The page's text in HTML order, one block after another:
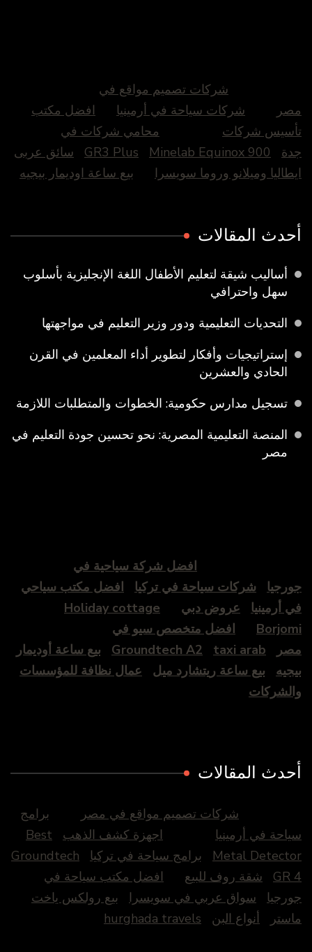
شركات تصميم مواقع في
مصر
شركات سياحة في أرمينيا
افضل مكتب
تأسيس شركات
محامي شركات في
جدة
GR3 Plus Minelab Equinox 900
سائق عربى
ايطاليا وميلانو وروما سويسرا
بيع ساعة اوديمار بيجيه
أحدث المقالات
أساليب شيقة لتعليم الأطفال اللغة الإنجليزية بأسلوب
سهل واحترافي
التحديات التعليمية ودور وزير التعليم في مواجهتها
إستراتيجيات وأفكار لتطوير أداء المعلمين في القرن
الحادي والعشرين
تسجيل مدارس حكومية: الخطوات والمتطلبات اللازمة
المنصة التعليمية المصرية: نحو تحسين جودة التعليم في
مصر
افضل شركة سياحية في
جورجيا
شركات سياحة في تركيا
افضل مكتب سياحي
في أرمينيا
عروض دبي
Holiday cottage
Borjomi
افضل متخصص سيو في
مصر
Groundtech A2 taxi arab
بيع ساعة أوديمار
بيجيه
بيع ساعة ريتشارد ميل
عمال نظافة للمؤسسات
والشركات
أحدث المقالات
شركات تصميم مواقع في مصر
برامج
سياحة في أرمينيا
اجهزة كشف الذهب
Best
Metal Detector
برامج سياحة في تركيا
Groundtech
GR 4
شقة روف للبيع
افضل مكتب سياحة في
جورجيا
سواق عربي في سويسرا
بيع رولكس ياخت
ماستر
أنواع البن hurghada travels